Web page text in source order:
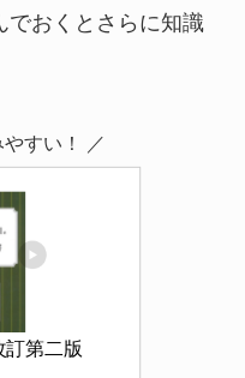
でおくとさらに知識
すい！ ／
訂第二版